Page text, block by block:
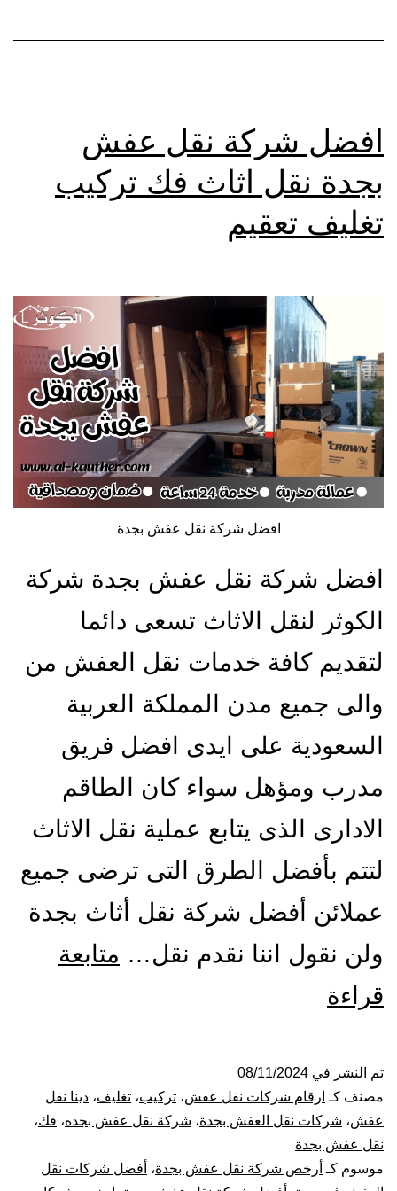
افضل شركة نقل عفش
بجدة نقل اثاث فك تركيب
تغليف تعقيم
افضل شركة نقل عفش بجدة
افضل شركة نقل عفش بجدة شركة
الكوثر لنقل الاثاث تسعى دائما
لتقديم كافة خدمات نقل العفش من
والى جميع مدن المملكة العربية
السعودية على ايدى افضل فريق
مدرب ومؤهل سواء كان الطاقم
الادارى الذى يتابع عملية نقل الاثاث
لتتم بأفضل الطرق التى ترضى جميع
عملائن أفضل شركة نقل أثاث بجدة
ولن نقول اننا نقدم نقل… متابعة
قراءة
نقل
عفش
بجدة
تم النشر في 08/11/2024
مصنف كـ ارقام شركات نقل عفش، تركيب، تغليف، دينا نقل
عفش، شركات نقل العفش بجدة، شركة نقل عفش بجده، فك،
نقل عفش بجدة
موسوم كـ أرخص شركة نقل عفش بجدة، أفضل شركات نقل